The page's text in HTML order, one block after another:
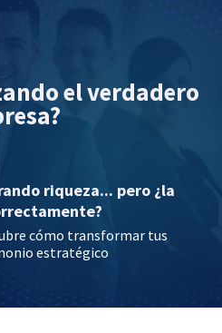
el verdadero
riqueza... pero ¿la
cómo transformar tus
estratégico